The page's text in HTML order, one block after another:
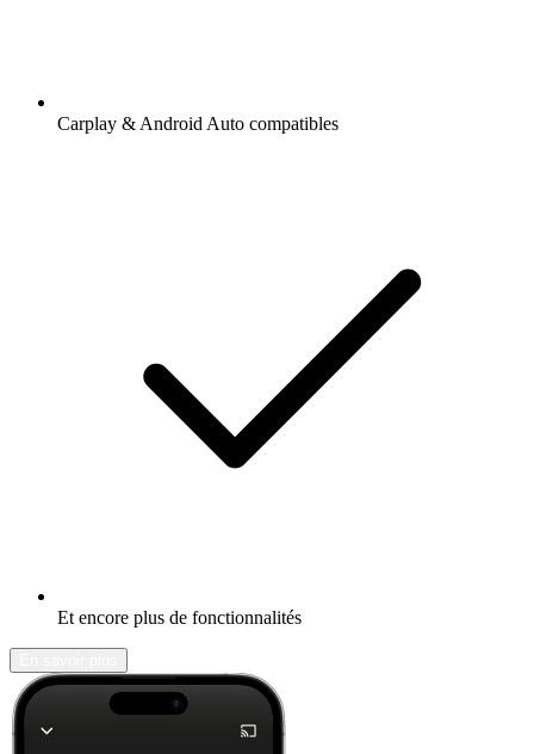
Carplay & Android Auto compatibles
Et encore plus de fonctionnalités